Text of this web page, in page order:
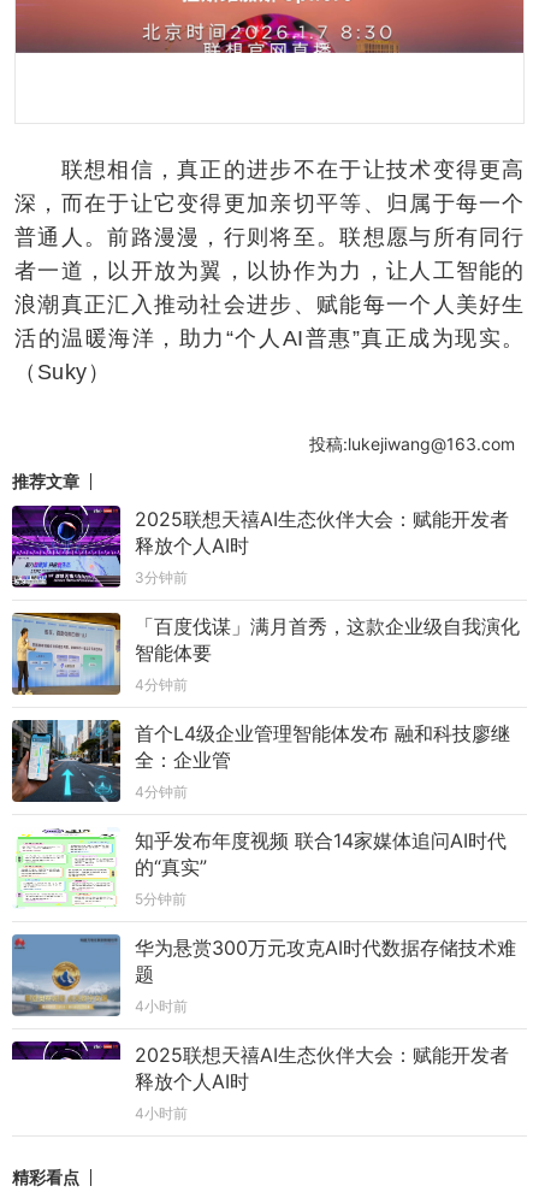
联想相信，真正的进步不在于让技术变得更高
深，而在于让它变得更加亲切平等、归属于每一个
普通人。前路漫漫，行则将至。联想愿与所有同行
者一道，以开放为翼，以协作为力，让人工智能的
浪潮真正汇入推动社会进步、赋能每一个人美好生
活的温暖海洋，助力“个人AI普惠”真正成为现实。
（Suky）
投稿:lukejiwang@163.com
推荐文章
2025联想天禧AI生态伙伴大会：赋能开发者
释放个人AI时
3分钟前
「百度伐谋」满月首秀，这款企业级自我演化
智能体要
4分钟前
首个L4级企业管理智能体发布 融和科技廖继
全：企业管
4分钟前
知乎发布年度视频 联合14家媒体追问AI时代
的“真实”
5分钟前
华为悬赏300万元攻克AI时代数据存储技术难
题
4小时前
2025联想天禧AI生态伙伴大会：赋能开发者
释放个人AI时
4小时前
精彩看点